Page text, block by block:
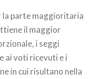
la parte maggioritaria
il maggior
i seggi
ai voti ricevuti e i
in cui risultano nella